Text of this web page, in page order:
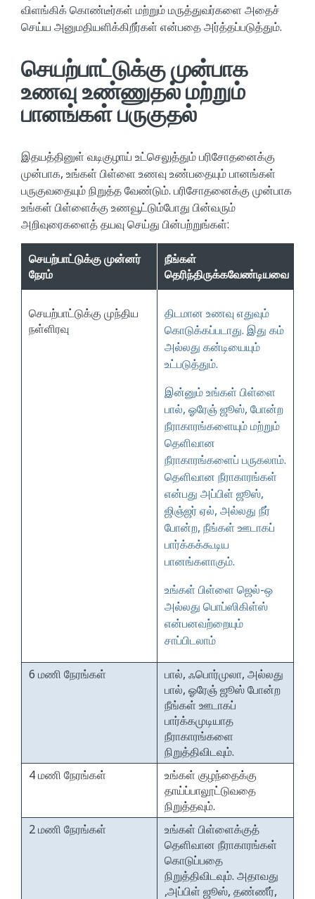
விளங்கிக் கொண்டீர்கள் மற்றும் மருத்துவர்களை அதைச்
செய்ய அனுமதியளிக்கிறீர்கள் என்பதை அர்த்தப்படுத்தும்.
செயற்பாட்டுக்கு முன்பாக
உணவு உண்ணுதல் மற்றும்
பானங்கள் பருகுதல்
இதயத்தினுள் வடிகுழாய் உட்செலுத்தும் பரிசோதனைக்கு
முன்பாக, உங்கள் பிள்ளை உணவு உண்பதையும் பானங்கள்
பருகுவதையும் நிறுத்த வேண்டும். பரிசோதனைக்கு முன்பாக
உங்கள் பிள்ளைக்கு உணவூட்டும்போது பின்வரும்
அறிவுரைகளைத் தயவு செய்து பின்பற்றுங்கள்:
செயற்பாட்டுக்கு முன்னர்
நேரம்
நீங்கள்
தெரிந்திருக்கவேண்டியவை
செயற்பாட்டுக்கு முந்திய
நள்ளிரவு
திடமான உணவு எதுவும்
கொடுக்கப்படாது. இது கம்
அல்லது கன்டியையும்
உட்படுத்தும்.
இன்னும் உங்கள் பிள்ளை
பால், ஓரேஞ் ஜூஸ், போன்ற
நீராகாரங்களையும் மற்றும்
தெளிவான
நீராகாரங்களைப் பருகலாம்.
தெளிவான நீராகாரங்கள்
என்பது அப்பிள் ஜூஸ்,
ஜிஞ்ஜர் ஏல், அல்லது நீர்
போன்ற, நீங்கள் ஊடாகப்
பார்க்கக்கூடிய
பானங்களாகும்.
உங்கள் பிள்ளை ஜெல்-ஒ
அல்லது பொப்ஸிகிள்ஸ்
என்பனவற்றையும்
சாப்பிடலாம்
6 மணி நேரங்கள்
பால், ஃபொர்முலா, அல்லது
பால், ஓரேஞ் ஜூஸ் போன்ற
நீங்கள் ஊடாகப்
பார்க்கமுடியாத
நீராகாரங்களை
நிறுத்திவிடவும்.
4 மணி நேரங்கள்
உங்கள் குழந்தைக்கு
தாய்ப்பாலூட்டுவதை
நிறுத்தவும்.
2 மணி நேரங்கள்
உங்கள் பிள்ளைக்குத்
தெளிவான நீராகாரங்கள்
கொடுப்பதை
நிறுத்திவிடவும். அதாவது
,அப்பிள் ஜூஸ், தண்ணீர்,